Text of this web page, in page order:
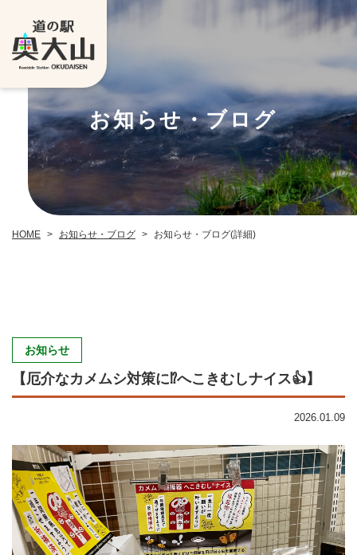
お知らせ・ブログ
HOME > お知らせ・ブログ > お知らせ・ブログ(詳細)
お知らせ
【厄介なカメムシ対策に⁉︎へこきむしナイス👍】
2026.01.09